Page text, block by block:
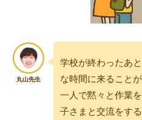
学校が終わったあ
な時間に来ることが
一人で黙々と作業
子さまと交流をす